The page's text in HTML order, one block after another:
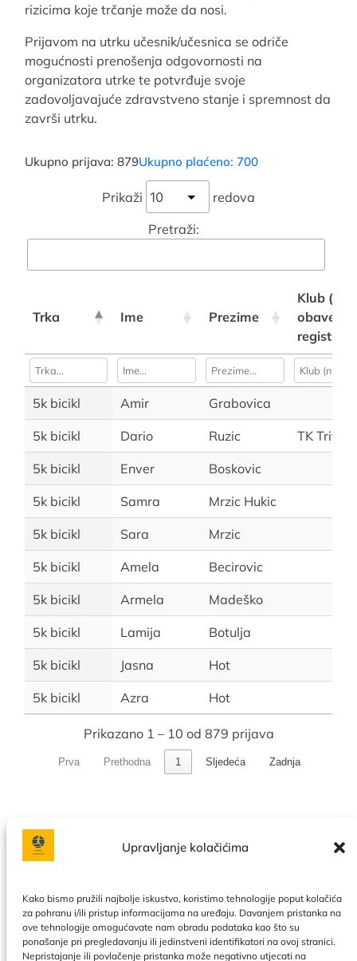
Upravljanje kolačićima
Kako bismo pružili najbolje iskustvo, koristimo tehnologije poput kolačića
za pohranu i/ili pristup informacijama na uređaju. Davanjem pristanka na
ove tehnologije omogućavate nam obradu podataka kao što su
ponašanje pri pregledavanju ili jedinstveni identifikatori na ovoj stranici.
Nepristajanje ili povlačenje pristanka može negativno utjecati na
rizicima koje trčanje može da nosi.
Prijavom na utrku učesnik/učesnica se odriče
mogućnosti prenošenja odgovornosti na
organizatora utrke te potvrđuje svoje
zadovoljavajuće zdravstveno stanje i spremnost da
završi utrku.
Ukupno prijava: 879Ukupno plaćeno: 700
Prikaži redova
Pretraži:
Trka Ime Prezime
Klub (nije
5k bicikl Amir Grabovica
5k bicikl Dario Ruzic TK Triton
5k bicikl Enver Boskovic
5k bicikl Samra Mrzic Hukic
5k bicikl Sara Mrzic
5k bicikl Amela Becirovic
5k bicikl Armela Madeško
5k bicikl Lamija Botulja
5k bicikl Jasna Hot
5k bicikl Azra Hot
Prikazano 1 – 10 od 879 prijava
Prva Prethodna 1 Sljedeća Zadnja
Facebook
Instagram
Politika privatnosti|Uslovi korištenja|Naše usluge
nama | Kontakt|Kalendar| Politika kolačića